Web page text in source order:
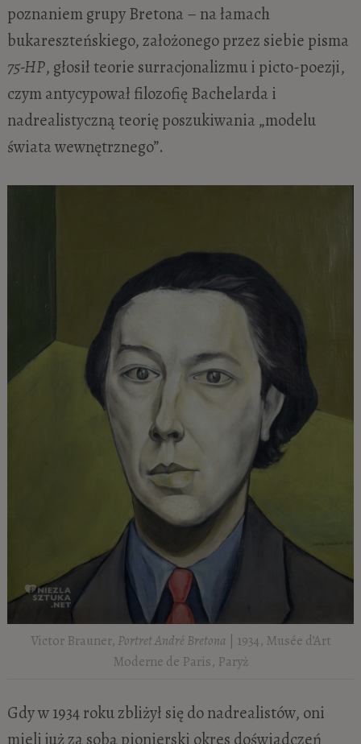
poznaniem grupy Bretona – na łamach
bukareszteńskiego, założonego przez siebie pisma
75-HP, głosił teorie surracjonalizmu i picto-poezji,
czym antycypował filozofię Bachelarda i
nadrealistyczną teorię poszukiwania „modelu
świata wewnętrznego”.
Victor Brauner, Portret André Bretona | 1934, Musée d’Art
Moderne de Paris, Paryż
Gdy w 1934 roku zbliżył się do nadrealistów, oni
mieli już za sobą pionierski okres doświadczeń